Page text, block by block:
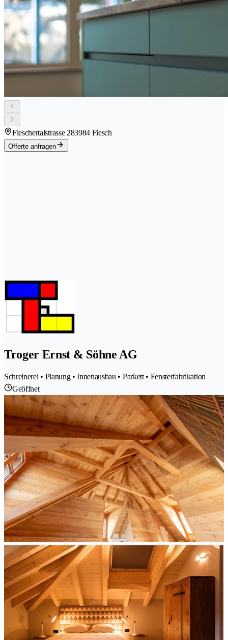
Fieschertalstrasse 283984 Fiesch
Offerte anfragen
Troger Ernst & Söhne AG
Schreinerei • Planung • Innenausbau • Parkett • Fensterfabrikation
Geöffnet